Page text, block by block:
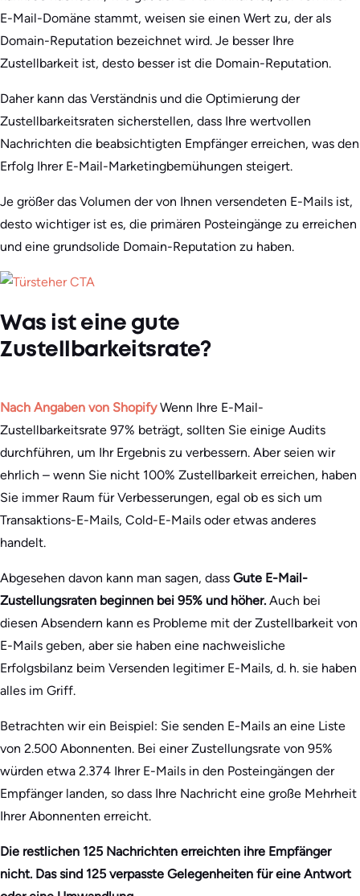
E-Mail-Domäne stammt, weisen sie einen Wert zu, der als
Domain-Reputation bezeichnet wird. Je besser Ihre
Zustellbarkeit ist, desto besser ist die Domain-Reputation.
Daher kann das Verständnis und die Optimierung der
Zustellbarkeitsraten sicherstellen, dass Ihre wertvollen
Nachrichten die beabsichtigten Empfänger erreichen, was den
Erfolg Ihrer E-Mail-Marketingbemühungen steigert.
Je größer das Volumen der von Ihnen versendeten E-Mails ist,
desto wichtiger ist es, die primären Posteingänge zu erreichen
und eine grundsolide Domain-Reputation zu haben.
Was ist eine gute
Zustellbarkeitsrate?
Nach Angaben von ShopifyWenn Ihre E-Mail-
Zustellbarkeitsrate 97% beträgt, sollten Sie einige Audits
durchführen, um Ihr Ergebnis zu verbessern. Aber seien wir
ehrlich – wenn Sie nicht 100% Zustellbarkeit erreichen, haben
Sie immer Raum für Verbesserungen, egal ob es sich um
Transaktions-E-Mails, Cold-E-Mails oder etwas anderes
handelt.
Abgesehen davon kann man sagen, dass Gute E-Mail-
Zustellungsraten beginnen bei 95% und höher. Auch bei
diesen Absendern kann es Probleme mit der Zustellbarkeit von
E-Mails geben, aber sie haben eine nachweisliche
Erfolgsbilanz beim Versenden legitimer E-Mails, d. h. sie haben
alles im Griff.
Betrachten wir ein Beispiel: Sie senden E-Mails an eine Liste
von 2.500 Abonnenten. Bei einer Zustellungsrate von 95%
würden etwa 2.374 Ihrer E-Mails in den Posteingängen der
Empfänger landen, so dass Ihre Nachricht eine große Mehrheit
Ihrer Abonnenten erreicht.
Die restlichen 125 Nachrichten erreichten ihre Empfänger
nicht. Das sind 125 verpasste Gelegenheiten für eine Antwort